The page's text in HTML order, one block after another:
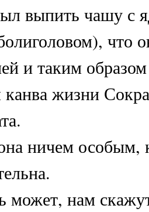
выпить чашу с
что
и таким
жизни
ничем особым,
может, нам